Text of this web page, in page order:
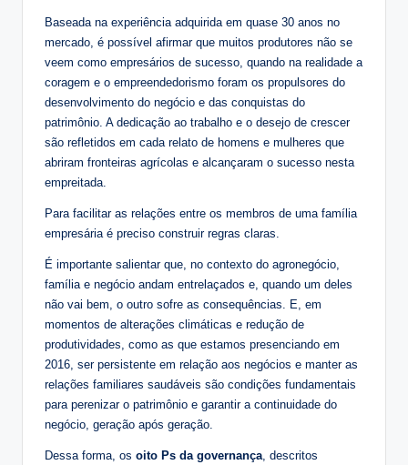
Baseada na experiência adquirida em quase 30 anos no
mercado, é possível afirmar que muitos produtores não se
veem como empresários de sucesso, quando na realidade a
coragem e o empreendedorismo foram os propulsores do
desenvolvimento do negócio e das conquistas do
patrimônio. A dedicação ao trabalho e o desejo de crescer
são refletidos em cada relato de homens e mulheres que
abriram fronteiras agrícolas e alcançaram o sucesso nesta
empreitada.
Para facilitar as relações entre os membros de uma família
empresária é preciso construir regras claras.
É importante salientar que, no contexto do agronegócio,
família e negócio andam entrelaçados e, quando um deles
não vai bem, o outro sofre as consequências. E, em
momentos de alterações climáticas e redução de
produtividades, como as que estamos presenciando em
2016, ser persistente em relação aos negócios e manter as
relações familiares saudáveis são condições fundamentais
para perenizar o patrimônio e garantir a continuidade do
negócio, geração após geração.
Dessa forma, os oito Ps da governança, descritos